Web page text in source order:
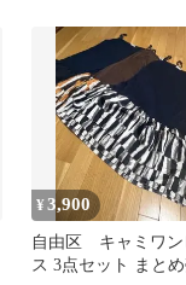
¥3,900
自由区 キャミワン
ス 3点セット まとめ